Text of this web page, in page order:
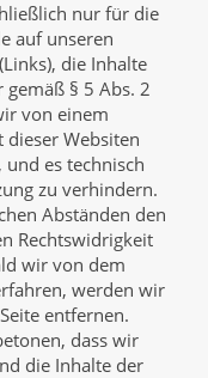
nur für die
auf unseren
die Inhalte
§ 5 Abs. 2
von einem
Websiten
es technisch
zu verhindern.
Abständen den
Rechtswidrigkeit
wir von dem
werden wir
entfernen.
dass wir
die Inhalte der